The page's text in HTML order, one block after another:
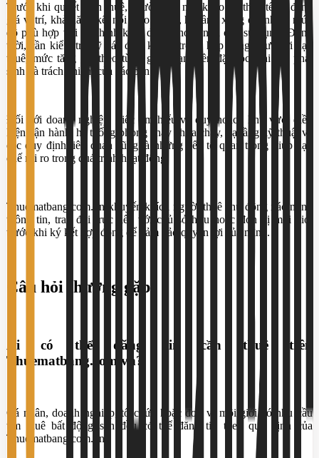
Trước khi quyết định thuê, người thuê nên khảo sát thực tế để đánh
giá vị trí, khả năng kết nối giao thông, hạ tầng xung quanh và mức
độ phù hợp với mô hình kinh doanh hoặc nhu cầu sử dụng. Đồng
thời, cần kiểm tra kỹ các điều khoản trong hợp đồng như thời hạn
thuê, mức tăng giá theo từng giai đoạn, tiền đặt cọc, chi phí phát
sinh và trách nhiệm của các bên.
Đối với doanh nghiệp, việc tìm hiểu về quy hoạch khu vực, điều
kiện vận hành, hệ thống phòng cháy chữa cháy, hạ tầng kỹ thuật và
các quy định liên quan cũng là những yếu tố quan trọng giúp hạn
chế rủi ro trong quá trình hoạt động.
Thuematbang.com.vn khuyến khích người thuê chủ động xác minh
thông tin, trao đổi trực tiếp với chủ sở hữu hoặc đơn vị môi giới
trước khi ký kết hợp đồng để đảm bảo quyền lợi của mình.
Câu hỏi thường gặp
Ai có thể đăng tin cần thuê trên
Thuematbang.com.vn?
Cá nhân, doanh nghiệp, tổ chức hoặc đơn vị môi giới có nhu cầu
tìm thuê bất động sản đều có thể đăng tin theo quy định của
Thuematbang.com.vn.